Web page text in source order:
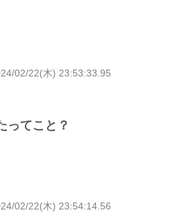
02/22(木) 23:53:33.95
ってこと？
02/22(木) 23:54:14.56